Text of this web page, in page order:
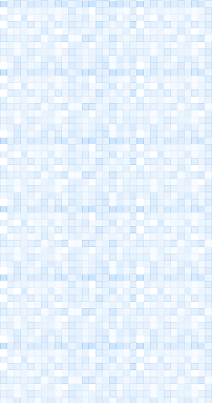
Porto Canale
Cesenatico
Museo della Marineria
Cesenatico
Casa Marino Moretti -
Cesenatico
EuroCamp Cesenatico
Spazio Pantani -
Museo Marco Pantani
Cesenatico